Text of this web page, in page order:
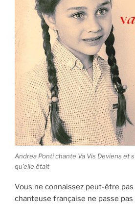
Andrea Ponti chante Va Vis Deviens et
qu’elle était
Vous ne connaissez peut-être
chanteuse française ne passe